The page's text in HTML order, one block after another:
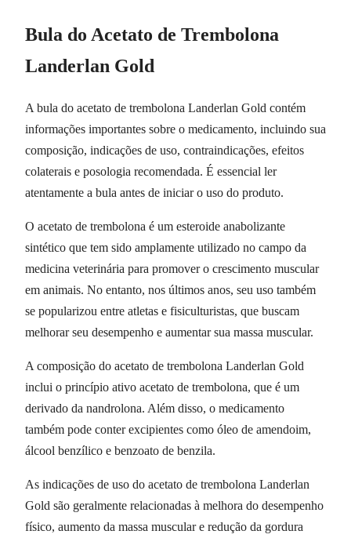
Bula do Acetato de Trembolona
Landerlan Gold
A bula do acetato de trembolona Landerlan Gold contém
informações importantes sobre o medicamento, incluindo sua
composição, indicações de uso, contraindicações, efeitos
colaterais e posologia recomendada. É essencial ler
atentamente a bula antes de iniciar o uso do produto.
O acetato de trembolona é um esteroide anabolizante
sintético que tem sido amplamente utilizado no campo da
medicina veterinária para promover o crescimento muscular
em animais. No entanto, nos últimos anos, seu uso também
se popularizou entre atletas e fisiculturistas, que buscam
melhorar seu desempenho e aumentar sua massa muscular.
A composição do acetato de trembolona Landerlan Gold
inclui o princípio ativo acetato de trembolona, que é um
derivado da nandrolona. Além disso, o medicamento
também pode conter excipientes como óleo de amendoim,
álcool benzílico e benzoato de benzila.
As indicações de uso do acetato de trembolona Landerlan
Gold são geralmente relacionadas à melhora do desempenho
físico, aumento da massa muscular e redução da gordura